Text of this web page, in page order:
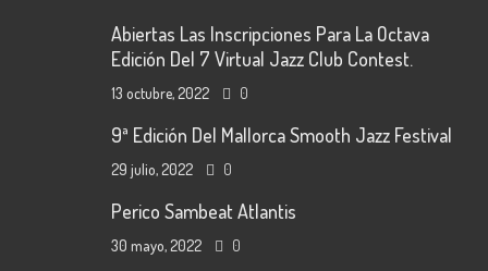
Abiertas Las Inscripciones Para La Octava
Edición Del 7 Virtual Jazz Club Contest.
13 octubre, 2022 0
9ª Edición Del Mallorca Smooth Jazz Festival
29 julio, 2022 0
Perico Sambeat Atlantis
30 mayo, 2022 0